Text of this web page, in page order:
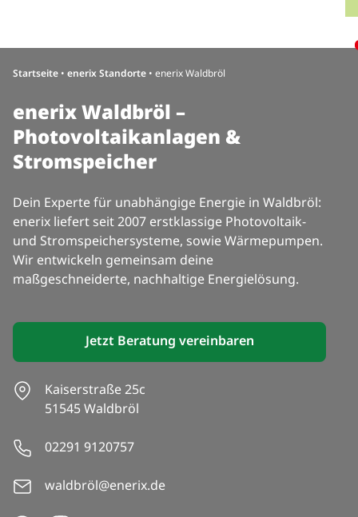
Startseite • enerix Standorte • enerix Waldbröl
enerix Waldbröl –
Photovoltaikanlagen &
Stromspeicher
Dein Experte für unabhängige Energie in Waldbröl:
enerix liefert seit 2007 erstklassige Photovoltaik-
und Stromspeichersysteme, sowie Wärmepumpen.
Wir entwickeln gemeinsam deine
maßgeschneiderte, nachhaltige Energielösung.
Jetzt Beratung vereinbaren
Kaiserstraße 25c
51545 Waldbröl
02291 9120757
waldbröl@enerix.de